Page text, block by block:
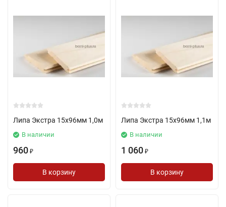
Липа Экстра 15х96мм 1,0м
В наличии
960 ₽
В корзину
Липа Экстра 15х96мм 1,1м
В наличии
1 060 ₽
В корзину